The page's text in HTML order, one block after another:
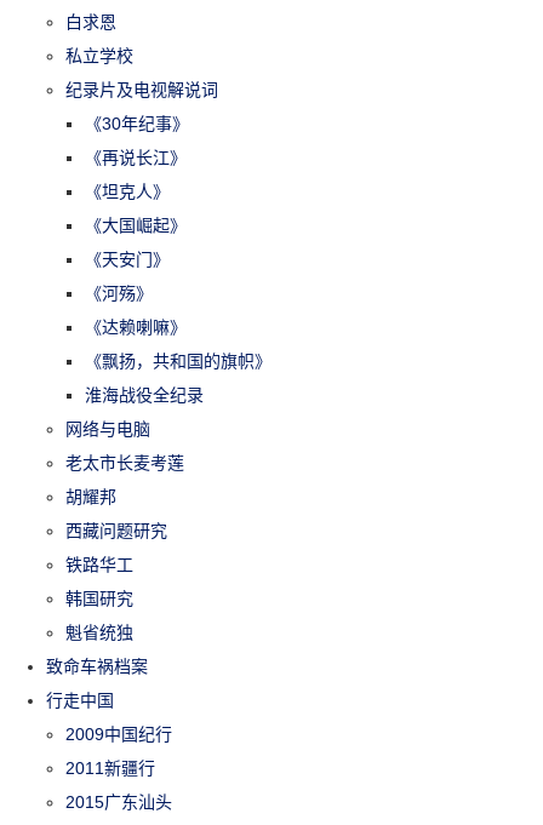
白求恩
私立学校
纪录片及电视解说词
《30年纪事》
《再说长江》
《坦克人》
《大国崛起》
《天安门》
《河殇》
《达赖喇嘛》
《飘扬，共和国的旗帜》
淮海战役全纪录
网络与电脑
老太市长麦考莲
胡耀邦
西藏问题研究
铁路华工
韩国研究
魁省统独
致命车祸档案
行走中国
2009中国纪行
2011新疆行
2015广东汕头